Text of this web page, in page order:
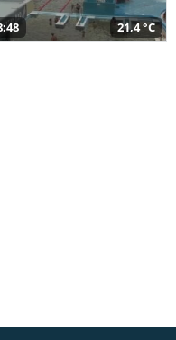
21,4 °C